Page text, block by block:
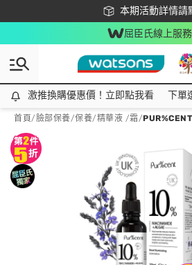
本期活動詳情請
下載app最高回饋
屈臣氏線上服務
激推換購優惠價！立即點我看
激推換購優惠價！立即點我看 下單
首頁/臉部保養/保養/精華液 /霜/